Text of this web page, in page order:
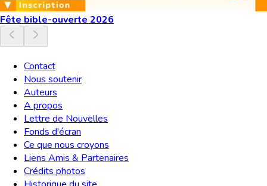
Fête bible-ouverte 2026
Contact
Nous soutenir
Auteurs
A propos
Lettre de Nouvelles
Fonds d'écran
Ce que nous croyons
Liens Amis & Partenaires
Crédits photos